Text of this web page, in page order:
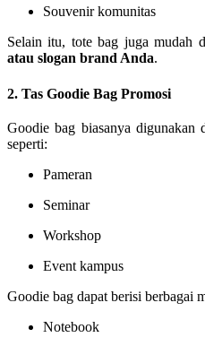
Souvenir komunitas
Selain itu, tote bag juga mudah
atau slogan brand Anda.
2. Tas Goodie Bag Promosi
Goodie bag biasanya digunakan
seperti:
Pameran
Seminar
Workshop
Event kampus
Goodie bag dapat berisi berbagai
Notebook